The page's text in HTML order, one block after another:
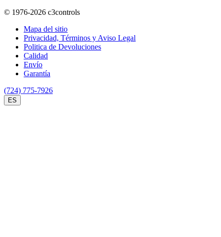
© 1976-2026 c3controls
Mapa del sitio
Privacidad, Términos y Aviso Legal
Politica de Devoluciones
Calidad
Envío
Garantía
(724) 775-7926
ES